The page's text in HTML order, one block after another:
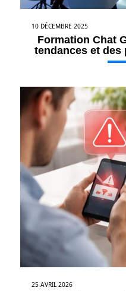
10 DÉCEMBRE 2025
Formation Chat
tendances et
25 AVRIL 2026